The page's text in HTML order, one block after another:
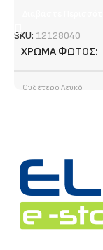
SKU: 12128040
ΧΡΏΜΑ ΦΩΤΌΣ
Ουδέτερο Λευκό
1400 lm/ m
ΤΎΠΟΣ LED CHIP